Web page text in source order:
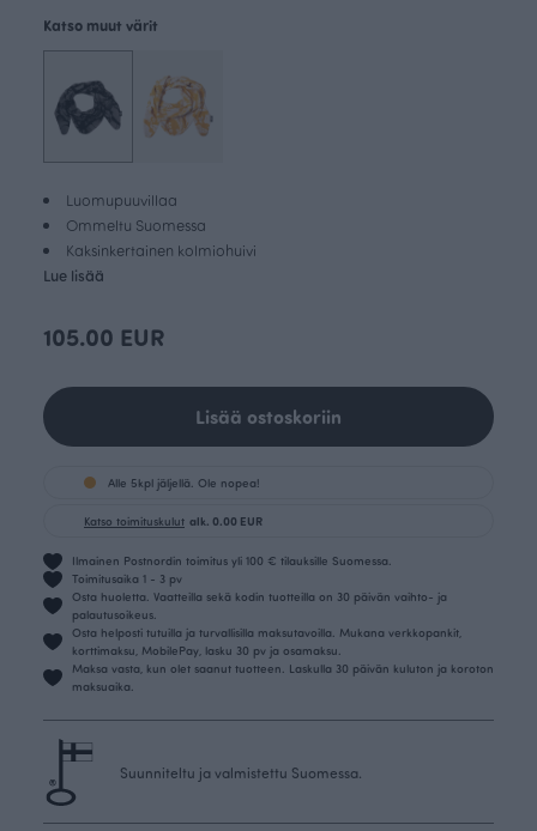
Luomupuuvillaa
Ommeltu Suomessa
Kaksinkertainen kolmiohuivi
Lue lisää
Katso muut värit
105.00 EUR
Lisää ostoskoriin
Alle 5kpl jäljellä. Ole nopea!
Katso toimituskulut alk. 0.00 EUR
Ilmainen Postnordin toimitus yli 100 € tilauksille Suomessa.
Toimitusaika 1 - 3 pv
Osta huoletta. Vaatteilla sekä kodin tuotteilla on 30 päivän vaihto- ja
palautusoikeus.
Osta helposti tutuilla ja turvallisilla maksutavoilla. Mukana verkkopankit,
korttimaksu, MobilePay, lasku 30 pv ja osamaksu.
Maksa vasta, kun olet saanut tuotteen. Laskulla 30 päivän kuluton ja koroton
maksuaika.
Suunniteltu ja valmistettu Suomessa.